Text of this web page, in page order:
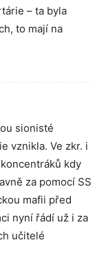
– ta byla
to mají na
sionisté
vznikla. Ve zkr. i
kdy
za pomocí SS
mafii před
nyní řádí už i za
učitelé